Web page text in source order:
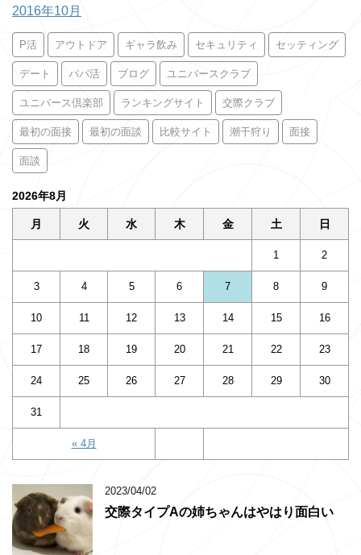
2016年10月
P活 アウトドア ギャラ飲み セキュリティ セッティング
デート パパ活 ブログ ユニバースクラブ
ユニバース倶楽部 ランキングサイト 交際クラブ
最初の面接 最初の面談 比較サイト 潮干狩り 面接
面談
2026年8月
月 火 水 木 金 土 日
« 4月
1 2
3 4 5 6 7 8 9
10 11 12 13 14 15 16
17 18 19 20 21 22 23
24 25 26 27 28 29 30
31
2023/04/02
交際タイプAの姉ちゃんはやはり面白い